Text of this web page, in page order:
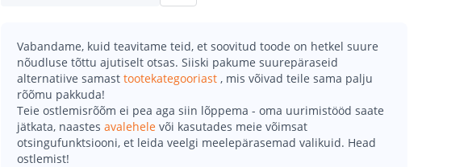
Vabandame, kuid teavitame teid, et soovitud toode on hetkel suure
nõudluse tõttu ajutiselt otsas. Siiski pakume suurepäraseid
alternatiive samast tootekategooriast , mis võivad teile sama palju
rõõmu pakkuda!
Teie ostlemisrõõm ei pea aga siin lõppema - oma uurimistööd saate
jätkata, naastes avalehele või kasutades meie võimsat
otsingufunktsiooni, et leida veelgi meelepärasemad valikuid. Head
ostlemist!